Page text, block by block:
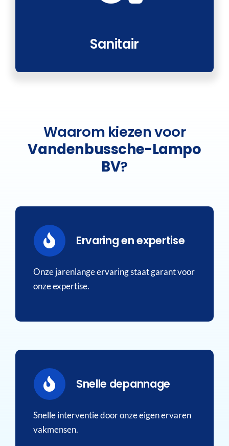
Sanitair
Waarom kiezen voor
Vandenbussche-Lampo
BV?
Ervaring en expertise
Onze jarenlange ervaring staat garant voor
onze expertise.
Snelle depannage
Snelle interventie door onze eigen ervaren
vakmensen.